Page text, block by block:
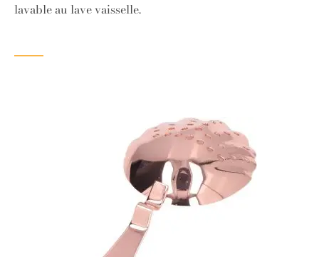
lavable au lave vaisselle.